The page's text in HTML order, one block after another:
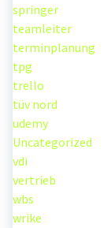
springer
teamleiter
terminplanung
tpg
trello
tüv nord
udemy
Uncategorized
vdi
vertrieb
wbs
wrike